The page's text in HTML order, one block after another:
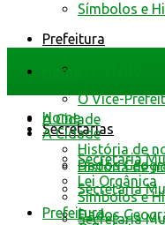
Símbolos e
Prefeitura
O Vice-
Secretarias
Secretaria
Secretaria
Secretaria
Home
A Cidade
História de
Dados
Home
A Cidade
História de
Dados
Lei Orgânica
Símbolos e
Prefeitura